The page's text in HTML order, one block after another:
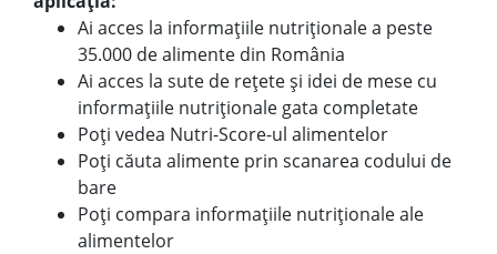
Ai acces la informațiile nutriționale a peste
35.000 de alimente din România
Ai acces la sute de rețete și idei de mese cu
informațiile nutriționale gata completate
Poți vedea Nutri-Score-ul alimentelor
Poți căuta alimente prin scanarea codului de
bare
Poți compara informațiile nutriționale ale
alimentelor